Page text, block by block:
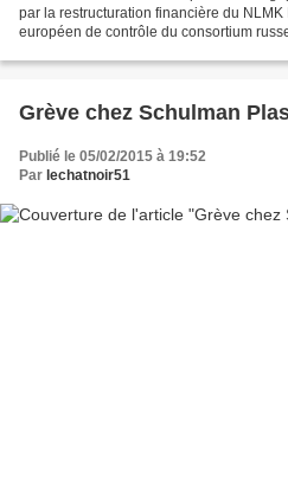
par la restructuration financière du
européen de contrôle du consortium
Grève chez Schulman
Publié le 05/02/2015 à 19:52
Par lechatnoir51